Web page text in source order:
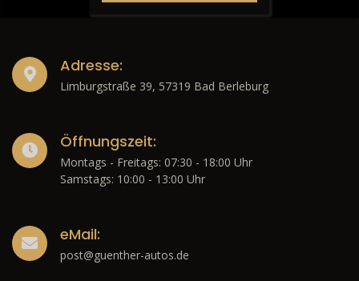
Adresse:
Limburgstraße 39, 57319 Bad Berleburg
Öffnungszeit:
Montags - Freitags: 07:30 - 18:00 Uhr
Samstags: 10:00 - 13:00 Uhr
eMail:
post@guenther-autos.de